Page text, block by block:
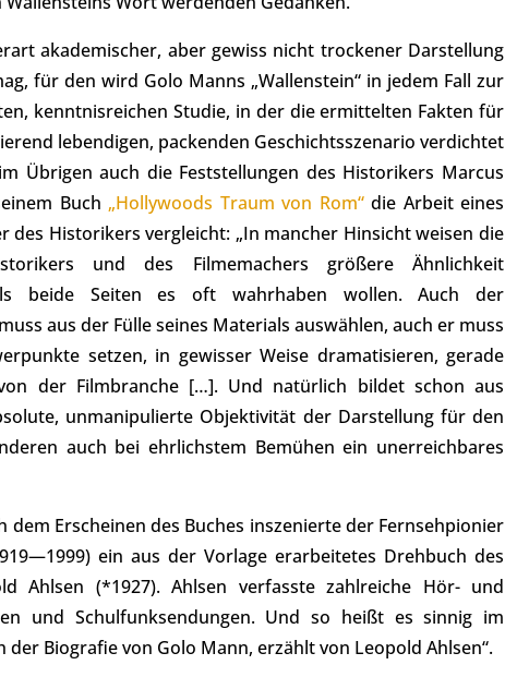
akademischer, aber gewiss nicht trockener Darstellung
für den wird Golo Manns „Wallenstein“ in jedem Fall zur
kenntnisreichen Studie, in der die ermittelten Fakten für
lebendigen, packenden Geschichtsszenario verdichtet
Übrigen auch die Feststellungen des Historikers Marcus
Buch „Hollywoods Traum von Rom“die Arbeit eines
des Historikers vergleicht: „In mancher Hinsicht weisen die
und des Filmemachers größere Ähnlichkeit
beide Seiten es oft wahrhaben wollen. Auch der
aus der Fülle seines Materials auswählen, auch er muss
setzen, in gewisser Weise dramatisieren, gerade
der Filmbranche […]. Und natürlich bildet schon aus
unmanipulierte Objektivität der Darstellung für den
auch bei ehrlichstem Bemühen ein unerreichbares
dem Erscheinen des Buches inszenierte der Fernsehpionier
ein aus der Vorlage erarbeitetes Drehbuch des
Ahlsen (*1927). Ahlsen verfasste zahlreiche Hör- und
und Schulfunksendungen. Und so heißt es sinnig im
der Biografie von Golo Mann, erzählt von Leopold Ahlsen“.